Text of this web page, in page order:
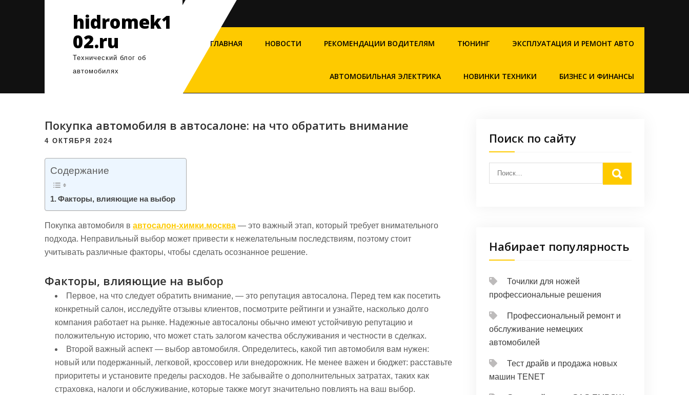
hidromek1
02.ru
Технический блог об
автомобилях
ГЛАВНАЯ НОВОСТИ РЕКОМЕНДАЦИИ ВОДИТЕЛЯМ ТЮНИНГ ЭКСПЛУАТАЦИЯ И РЕМОНТ АВТО
АВТОМОБИЛЬНАЯ ЭЛЕКТРИКА НОВИНКИ ТЕХНИКИ БИЗНЕС И ФИНАНСЫ
Покупка автомобиля в автосалоне: на что обратить внимание
4 ОКТЯБРЯ 2024
Содержание
Факторы, влияющие на выбор
Покупка автомобиля в автосалон-химки.москва — это важный этап, который требует внимательного
подхода. Неправильный выбор может привести к нежелательным последствиям, поэтому стоит
учитывать различные факторы, чтобы сделать осознанное решение.
Факторы, влияющие на выбор
Первое, на что следует обратить внимание, — это репутация автосалона. Перед тем как посетить
конкретный салон, исследуйте отзывы клиентов, посмотрите рейтинги и узнайте, насколько долго
компания работает на рынке. Надежные автосалоны обычно имеют устойчивую репутацию и
положительную историю, что может стать залогом качества обслуживания и честности в сделках.
Второй важный аспект — выбор автомобиля. Определитесь, какой тип автомобиля вам нужен:
новый или подержанный, легковой, кроссовер или внедорожник. Не менее важен и бюджет: расставьте
приоритеты и установите пределы расходов. Не забывайте о дополнительных затратах, таких как
страховка, налоги и обслуживание, которые также могут значительно повлиять на ваш выбор.
Поиск по сайту
Набирает популярность
Точилки для ножей
профессиональные решения
Профессиональный ремонт и
обслуживание немецких
автомобилей
Тест драйв и продажа новых
машин TENET